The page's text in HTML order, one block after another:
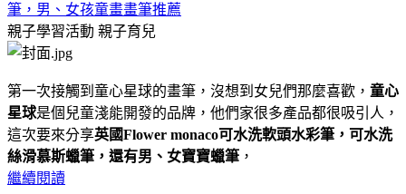
筆，男、女孩童畫畫筆推薦
親子學習活動 親子育兒
第一次接觸到童心星球的畫筆，沒想到女兒們那麼喜歡， 童心
星球是個兒童淺能開發的品牌，他們家很多產品都很吸引人，
這次要來分享英國Flower monaco可水洗軟頭水彩筆，可水洗
絲滑慕斯蠟筆，還有男、女寶寶蠟筆 ，
繼續閱讀